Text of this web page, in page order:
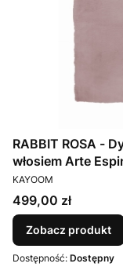
RABBIT ROSA -
włosiem Arte
PRODUCENT
KAYOOM
Cena
499,00 zł
Zobacz produkt
Dostępność: Dostępny